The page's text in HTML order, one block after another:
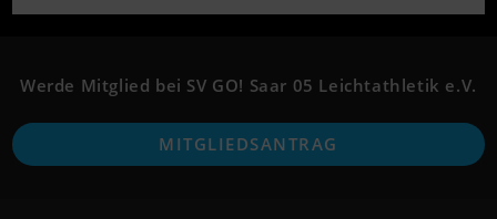
Werde Mitglied bei SV GO! Saar 05 Leichtathletik e.V.
MITGLIEDSANTRAG